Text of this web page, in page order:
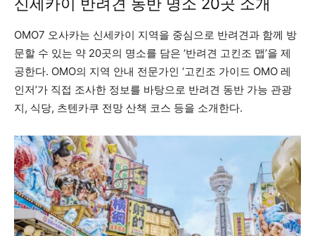
OMO7 오사카는 신세카이 지역을 중심으로 반려견과 함께 방
문할 수 있는 약 20곳의 명소를 담은 ‘반려견 고킨조 맵’을 제
공한다. OMO의 지역 안내 전문가인 ‘고킨조 가이드 OMO 레
인저’가 직접 조사한 정보를 바탕으로 반려견 동반 가능 관광
지, 식당, 츠텐카쿠 전망 산책 코스 등을 소개한다.